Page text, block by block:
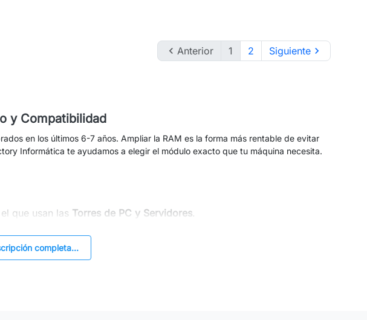
 Anterior 1 2 Siguiente
y Compatibilidad
en los últimos 6-7 años. Ampliar la RAM es la forma más rentable de evitar
Informática te ayudamos a elegir el módulo exacto que tu máquina necesita.
que usan las Torres de PC y Servidores
completa...